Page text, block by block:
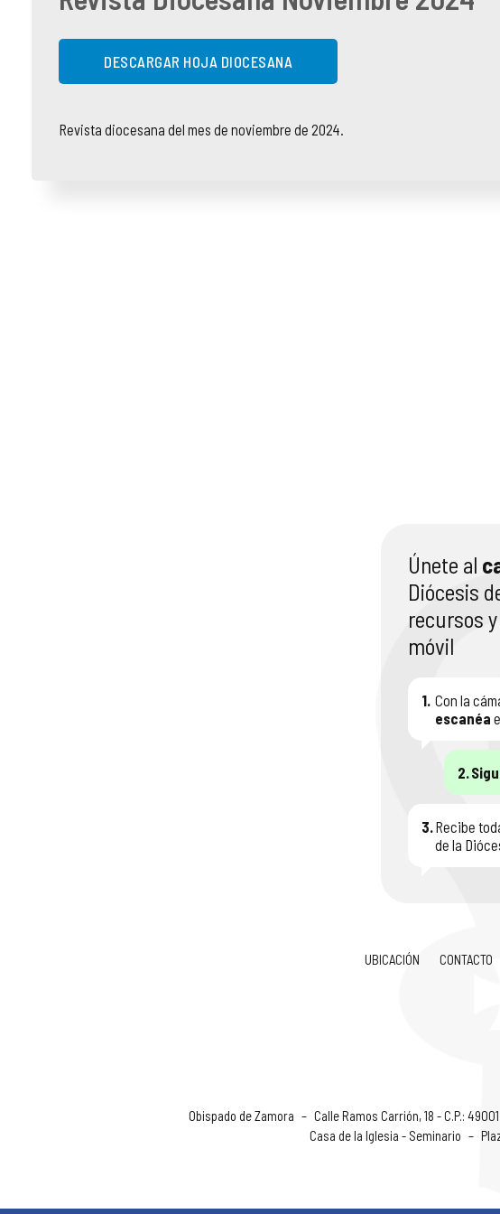
DESCARGAR HOJA DIOCESANA
Revista diocesana del mes de noviembre de 2024.
Únete al
Diócesis
recursos
móvil
1. Con la
escanéa
2.
3. Recibe
de la
UBICACIÓN CONTACTO
Obispado de Zamora – Calle Ramos Carrión, 18 - C.P.:
Casa de la Iglesia - Seminario –
DOCTRINA DE LA IGLESIA
PORTAL DE TRANSPARENCIA
CENTROS SOCIALES
APOSTOLADO SEGLAR
VÍDEOS
AUDIOS